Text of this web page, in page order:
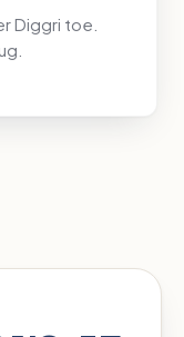
Diggri toe.